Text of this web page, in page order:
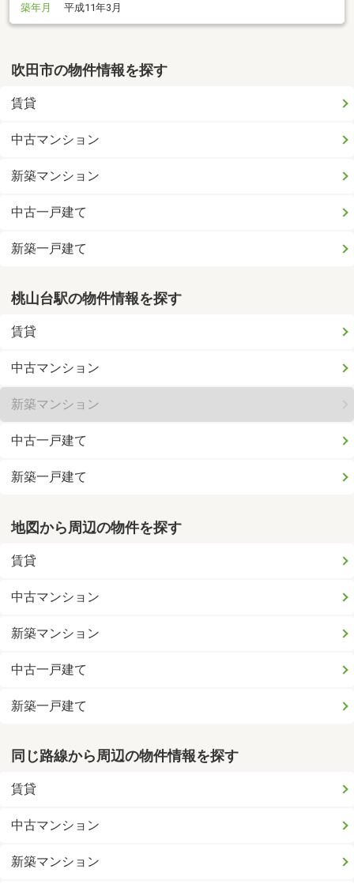
築年月
平成11年3月
吹田市の物件情報を探す
賃貸
中古マンション
新築マンション
中古一戸建て
新築一戸建て
桃山台駅の物件情報を探す
賃貸
中古マンション
新築マンション
中古一戸建て
新築一戸建て
地図から周辺の物件を探す
賃貸
中古マンション
新築マンション
中古一戸建て
新築一戸建て
同じ路線から周辺の物件情報を探す
賃貸
中古マンション
新築マンション